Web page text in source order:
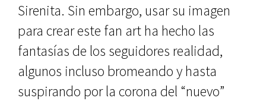
Sirenita. Sin embargo, usar su imagen
para crear este fan art ha hecho las
fantasías de los seguidores realidad,
algunos incluso bromeando y hasta
suspirando por la corona del “nuevo”